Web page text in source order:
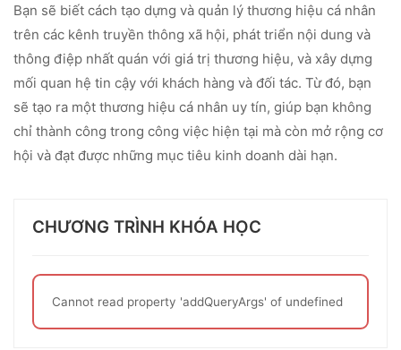
Bạn sẽ biết cách tạo dựng và quản lý thương hiệu cá nhân
trên các kênh truyền thông xã hội, phát triển nội dung và
thông điệp nhất quán với giá trị thương hiệu, và xây dựng
mối quan hệ tin cậy với khách hàng và đối tác. Từ đó, bạn
sẽ tạo ra một thương hiệu cá nhân uy tín, giúp bạn không
chỉ thành công trong công việc hiện tại mà còn mở rộng cơ
hội và đạt được những mục tiêu kinh doanh dài hạn.
CHƯƠNG TRÌNH KHÓA HỌC
Cannot read property 'addQueryArgs' of undefined